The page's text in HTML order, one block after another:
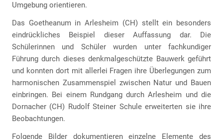
Umgebung orientieren.
Das Goetheanum in Arlesheim (CH) stellt ein besonders
eindrückliches Beispiel dieser Auffassung dar. Die
Schülerinnen und Schüler wurden unter fachkundiger
Führung durch dieses denkmalgeschützte Bauwerk geführt
und konnten dort mit allerlei Fragen ihre Überlegungen zum
harmonischen Zusammenspiel zwischen Natur und Bauen
einbringen. Bei einem Rundgang durch Arlesheim und die
Dornacher (CH) Rudolf Steiner Schule erweiterten sie ihre
Beobachtungen.
Folgende Bilder dokumentieren einzelne Elemente des